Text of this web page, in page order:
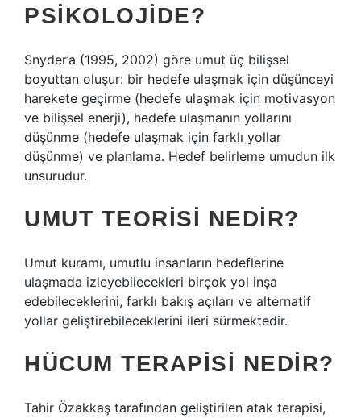
PSIKOLOJIDE?
Snyder’a (1995, 2002) göre umut üç bilişsel
boyuttan oluşur: bir hedefe ulaşmak için düşünceyi
harekete geçirme (hedefe ulaşmak için motivasyon
ve bilişsel enerji), hedefe ulaşmanın yollarını
düşünme (hedefe ulaşmak için farklı yollar
düşünme) ve planlama. Hedef belirleme umudun ilk
unsurudur.
UMUT TEORISI NEDIR?
Umut kuramı, umutlu insanların hedeflerine
ulaşmada izleyebilecekleri birçok yol inşa
edebileceklerini, farklı bakış açıları ve alternatif
yollar geliştirebileceklerini ileri sürmektedir.
HÜCUM TERAPISI NEDIR?
Tahir Özakkaş tarafından geliştirilen atak terapisi,